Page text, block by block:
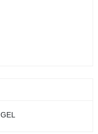
GEL